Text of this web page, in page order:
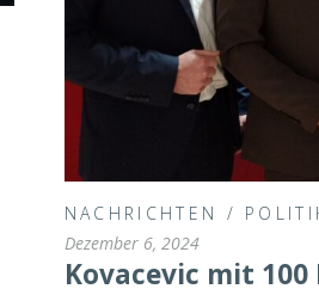
NACHRICHTEN /
Dezember 6, 2024
Kovacevic mit 100